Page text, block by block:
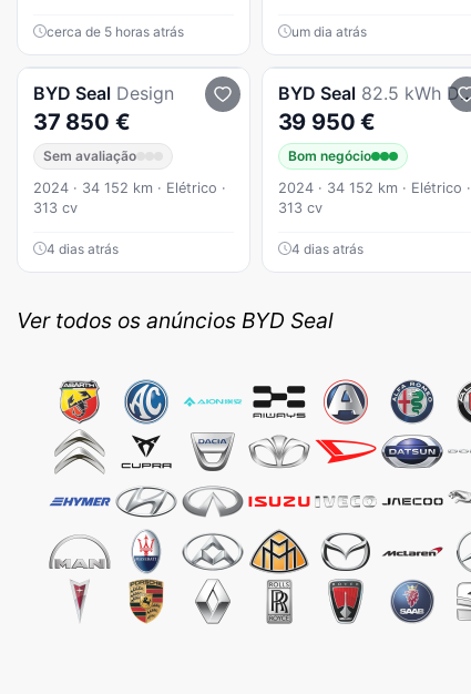
cerca de 5 horas atrás um dia atrás
BYD Seal Design
37 850 €
Sem avaliação
2024 · 34 152 km · Elétrico ·
313 cv
4 dias atrás
BYD Seal 82.5 kWh Design
39 950 €
Bom negócio
2024 · 34 152 km · Elétrico ·
313 cv
4 dias atrás
Ver todos os anúncios BYD Seal